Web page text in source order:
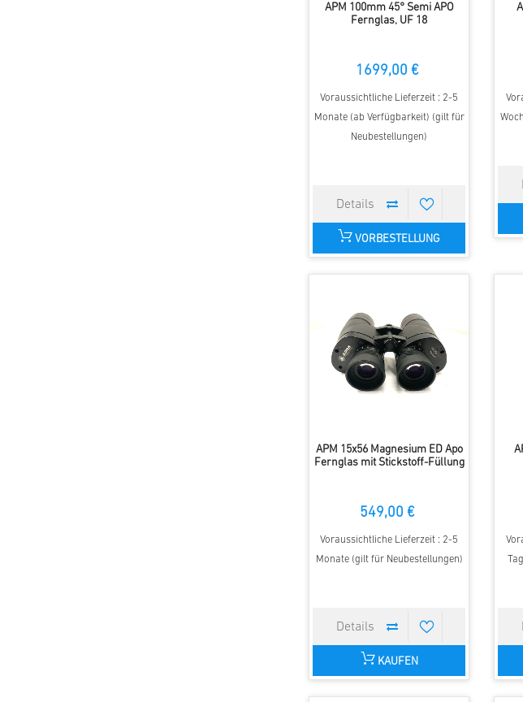
APM 100mm 45° Semi APO
Fernglas, UF 18
1699,00 €
Voraussichtliche Lieferzeit : 2-5
Monate (ab Verfügbarkeit) (gilt für
Neubestellungen)
VORBESTELLUNG
APM 15x56 Magnesium ED Apo
Fernglas mit Stickstoff-Füllung
549,00 €
Voraussichtliche Lieferzeit : 2-5
Monate (gilt für Neubestellungen)
KAUFEN